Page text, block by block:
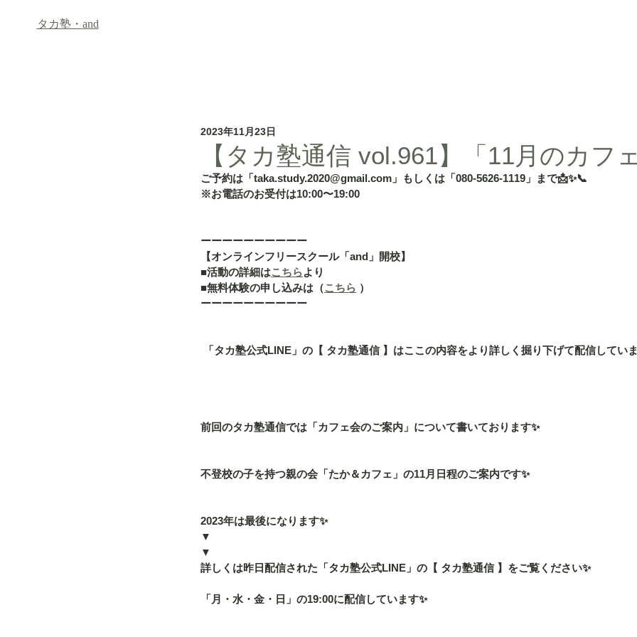
タカ塾・ and
【タカ塾通信 vol.961】「11月のカフ
2023年11月23日
ご予約は「taka.study.2020@gmail.com」もしくは「080-5626-1119」まで📩✨📞
※お電話のお受付は10:00〜19:00
ーーーーーーーーーー
【オンラインフリースクール「and」開校】
■活動の詳細はこちらより
■無料体験の申し込みは（こちら ）
ーーーーーーーーーー
「タカ塾公式LINE」の【 タカ塾通信 】はここの内容をより詳しく掘り下げて配信してい
前回のタカ塾通信では「カフェ会のご案内」について書いております✨
不登校の子を持つ親の会「たか＆カフェ」の11月日程のご案内です✨
2023年は最後になります✨
▼
▼
詳しくは昨日配信された「タカ塾公式LINE」の【 タカ塾通信 】をご覧ください✨
「月・水・金・日」の19:00に配信しています✨